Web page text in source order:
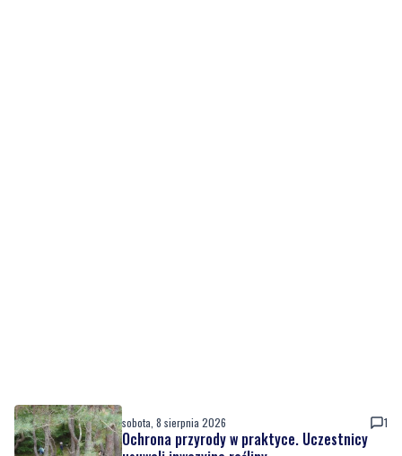
sobota, 8 sierpnia 2026 1
Ochrona przyrody w praktyce. Uczestnicy